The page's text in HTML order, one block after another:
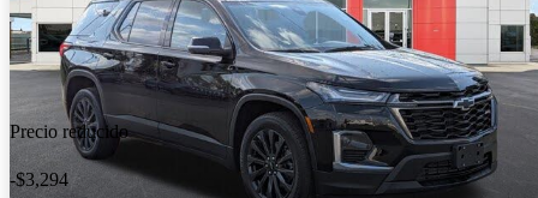
Precio reducido
-$3,294